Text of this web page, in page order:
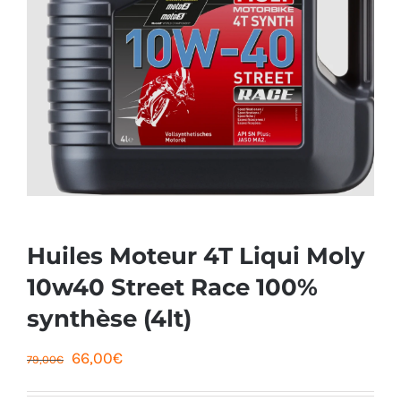
Huiles Moteur 4T Liqui Moly
10w40 Street Race 100%
synthèse (4lt)
79,00 €
Le
66,00€Le